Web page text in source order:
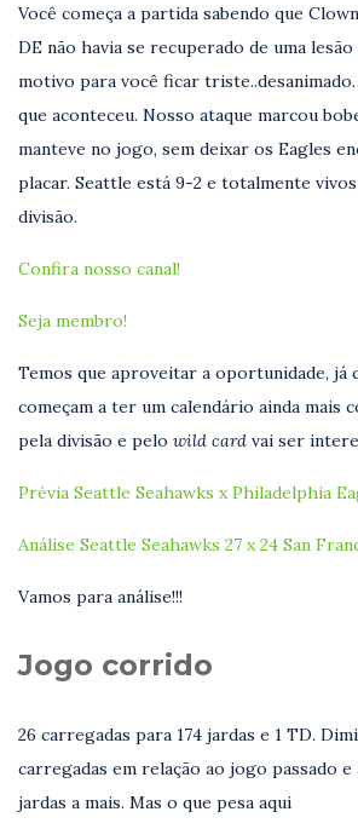
Você começa a partida sabendo que
DE não havia se recuperado de uma
motivo para você ficar
que aconteceu. Nosso ataque marcou
manteve no jogo, sem deixar os Eagles
placar. Seattle está 9-2 e totalmente
divisão.
Confira nosso canal!
Seja membro!
Temos que aproveitar a oportunidade, já
começam a ter um calendário ainda mais
pela divisão e pelo wild card vai ser
Prévia Seattle Seahawks x Philadelphia
Análise Seattle Seahawks 27 x 24 San
Vamos para análise!!!
Jogo corrido
26 carregadas para 174 jardas e 1 TD.
carregadas em relação ao jogo passado e
jardas a mais. Mas o que pesa aqui